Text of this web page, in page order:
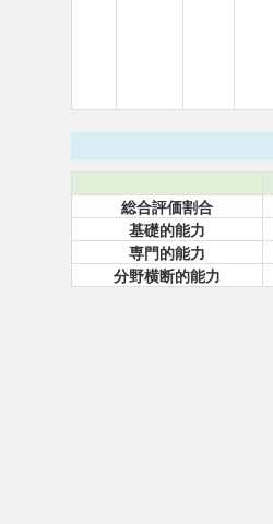
総合評価割合
基礎的能力
専門的能力
分野横断的能力